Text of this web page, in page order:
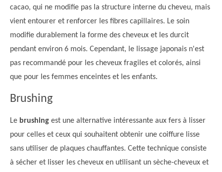
cacao, qui ne modifie pas la structure interne du cheveu, mais
vient entourer et renforcer les fibres capillaires. Le soin
modifie durablement la forme des cheveux et les durcit
pendant environ 6 mois. Cependant, le lissage japonais n'est
pas recommandé pour les cheveux fragiles et colorés, ainsi
que pour les femmes enceintes et les enfants.
Brushing
Le brushing est une alternative intéressante aux fers à lisser
pour celles et ceux qui souhaitent obtenir une coiffure lisse
sans utiliser de plaques chauffantes. Cette technique consiste
à sécher et lisser les cheveux en utilisant un sèche-cheveux et